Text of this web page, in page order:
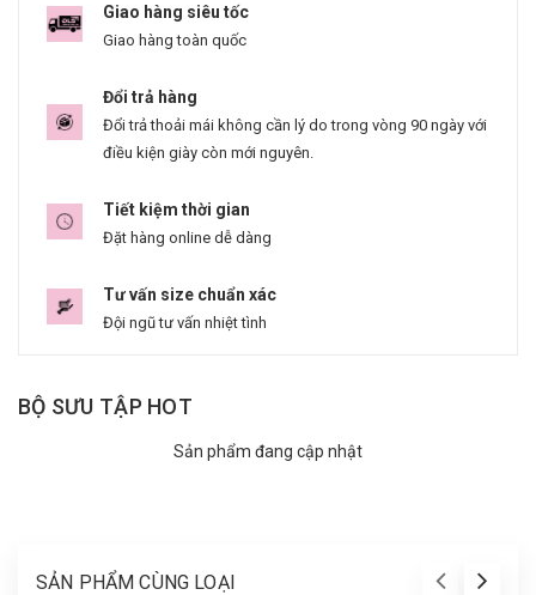
Giao hàng siêu tốc
Giao hàng toàn quốc
Đổi trả hàng
Đổi trả thoải mái không cần lý do trong vòng 90 ngày với
điều kiện giày còn mới nguyên.
Tiết kiệm thời gian
Đặt hàng online dễ dàng
Tư vấn size chuẩn xác
Đội ngũ tư vấn nhiệt tình
BỘ SƯU TẬP HOT
Sản phẩm đang cập nhật
SẢN PHẨM CÙNG LOẠI